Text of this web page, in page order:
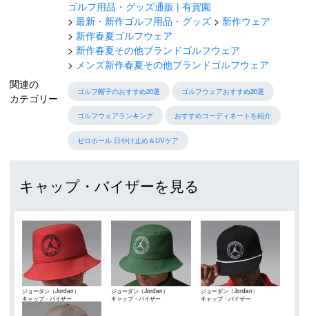
ゴルフ用品・グッズ通販 | 有賀園
最新・新作ゴルフ用品・グッズ
新作ウェア
新作春夏ゴルフウェア
新作春夏その他ブランドゴルフウェア
メンズ新作春夏その他ブランドゴルフウェア
関連の
カテゴリー
ゴルフ帽子のおすすめ20選 ゴルフウェアおすすめ20選
ゴルフウェアランキング おすすめコーディネートを紹介
ゼロホール 日やけ止め＆UVケア
キャップ・バイザーを見る
ジョーダン（Jordan）
キャップ・バイザー
ジョーダン（Jordan）
キャップ・バイザー
ジョーダン（Jordan）
キャップ・バイザー